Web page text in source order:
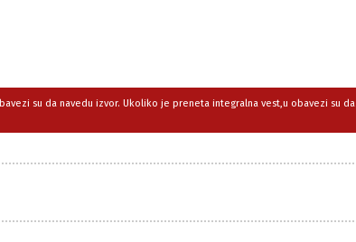
su da navedu izvor. Ukoliko je preneta integralna vest,u obavezi su da